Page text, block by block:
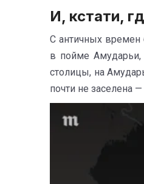
И, кстати,
С античных времен
в пойме Амударьи,
столицы, на
почти не заселена